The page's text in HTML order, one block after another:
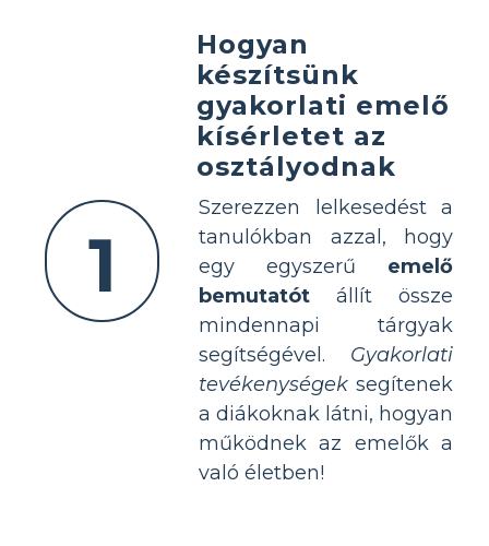
1
Hogyan
készítsünk
gyakorlati emelő
kísérletet az
osztályodnak
Szerezzen lelkesedést a
tanulókban azzal, hogy
egy egyszerű emelő
bemutatót állít össze
mindennapi tárgyak
segítségével. Gyakorlati
tevékenységek segítenek
a diákoknak látni, hogyan
működnek az emelők a
való életben!